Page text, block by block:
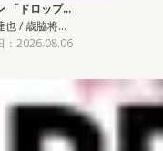
「ドロップ…
也 / 歳脇将…
：2026.08.06